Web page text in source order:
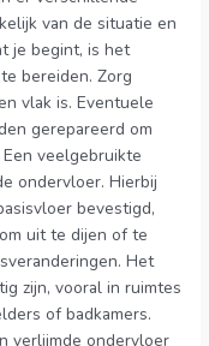
van de situatie en
je begint, is het
bereiden. Zorg
vlak is. Eventuele
gerepareerd om
veelgebruikte
ondervloer. Hierbij
bevestigd,
uit te dijen of te
Het
zijn, vooral in ruimtes
of badkamers.
verlijmde ondervloer